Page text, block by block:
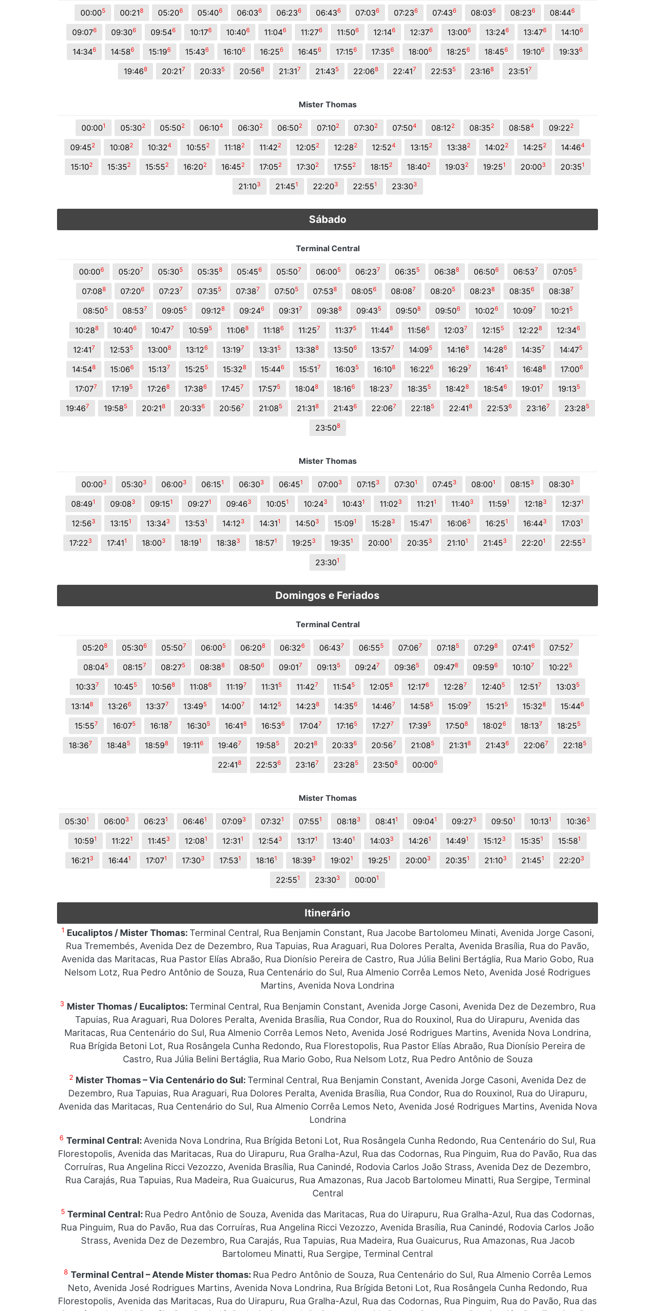
© 2026 Viva City Serviços Digitais Ltda. Todos os direitos reservados.
00:005 00:218 05:206 05:406 06:036 06:236 06:436 07:036 07:236 07:436 08:036 08:236 08:446
09:076 09:306 09:546 10:176 10:406 11:046 11:276 11:506 12:146 12:376 13:006 13:246 13:476 14:106
14:346 14:586 15:196 15:436 16:106 16:256 16:456 17:156 17:356 18:006 18:256 18:456 19:106 19:336
19:468 20:217 20:335 20:568 21:317 21:435 22:068 22:417 22:535 23:168 23:517
Mister Thomas
00:001 05:302 05:502 06:104 06:302 06:502 07:102 07:302 07:504 08:122 08:352 08:584 09:222
09:452 10:082 10:324 10:552 11:182 11:422 12:052 12:282 12:524 13:152 13:382 14:022 14:252 14:464
15:102 15:352 15:552 16:202 16:452 17:052 17:302 17:552 18:152 18:402 19:032 19:251 20:003 20:351
21:103 21:451 22:203 22:551 23:303
Sábado
Terminal Central
00:006 05:207 05:305 05:358 05:456 05:507 06:005 06:237 06:355 06:388 06:506 06:537 07:055
07:088 07:206 07:237 07:355 07:387 07:505 07:538 08:056 08:087 08:205 08:238 08:356 08:387
08:505 08:537 09:055 09:128 09:246 09:317 09:388 09:435 09:508 09:506 10:026 10:097 10:215
10:288 10:406 10:477 10:595 11:068 11:186 11:257 11:375 11:448 11:566 12:037 12:155 12:228 12:346
12:417 12:535 13:008 13:126 13:197 13:315 13:388 13:506 13:577 14:095 14:168 14:286 14:357 14:475
14:548 15:066 15:137 15:255 15:328 15:446 15:517 16:035 16:108 16:226 16:297 16:415 16:488 17:006
17:077 17:195 17:268 17:386 17:457 17:575 18:048 18:166 18:237 18:355 18:428 18:546 19:017 19:135
19:467 19:585 20:218 20:336 20:567 21:085 21:318 21:436 22:067 22:185 22:418 22:536 23:167 23:285
23:508
Mister Thomas
00:003 05:303 06:003 06:151 06:303 06:451 07:003 07:153 07:301 07:453 08:001 08:153 08:303
08:491 09:083 09:151 09:271 09:463 10:051 10:243 10:431 11:023 11:211 11:403 11:591 12:183 12:371
12:563 13:151 13:343 13:531 14:123 14:311 14:503 15:091 15:283 15:471 16:063 16:251 16:443 17:031
17:223 17:411 18:003 18:191 18:383 18:571 19:253 19:351 20:001 20:353 21:101 21:453 22:201 22:553
23:301
Domingos e Feriados
Terminal Central
05:208 05:306 05:507 06:005 06:208 06:326 06:437 06:555 07:067 07:185 07:298 07:416 07:527
08:045 08:157 08:275 08:388 08:506 09:017 09:135 09:247 09:365 09:478 09:596 10:107 10:225
10:337 10:455 10:568 11:086 11:197 11:315 11:427 11:545 12:058 12:176 12:287 12:405 12:517 13:035
13:148 13:266 13:377 13:495 14:007 14:125 14:238 14:356 14:467 14:585 15:097 15:215 15:328 15:446
15:557 16:075 16:187 16:305 16:418 16:536 17:047 17:165 17:277 17:395 17:508 18:026 18:137 18:255
18:367 18:485 18:598 19:116 19:467 19:585 20:218 20:336 20:567 21:085 21:318 21:436 22:067 22:185
22:418 22:536 23:167 23:285 23:508 00:006
Mister Thomas
05:301 06:003 06:231 06:461 07:093 07:321 07:551 08:183 08:411 09:041 09:273 09:501 10:131 10:363
10:591 11:221 11:453 12:081 12:311 12:543 13:171 13:401 14:033 14:261 14:491 15:123 15:351 15:581
16:213 16:441 17:071 17:303 17:531 18:161 18:393 19:021 19:251 20:003 20:351 21:103 21:451 22:203
22:551 23:303 00:001
Itinerário
1 Eucaliptos / Mister Thomas:Terminal Central, Rua Benjamin Constant, Rua Jacobe Bartolomeu Minati, Avenida Jorge Casoni,
Rua Tremembés, Avenida Dez de Dezembro, Rua Tapuias, Rua Araguari, Rua Dolores Peralta, Avenida Brasília, Rua do Pavão,
Avenida das Maritacas, Rua Pastor Elías Abraão, Rua Dionísio Pereira de Castro, Rua Júlia Belini Bertáglia, Rua Mario Gobo, Rua
Nelsom Lotz, Rua Pedro Antônio de Souza, Rua Centenário do Sul, Rua Almenio Corrêa Lemos Neto, Avenida José Rodrigues
Martins, Avenida Nova Londrina
3 Mister Thomas / Eucaliptos:Terminal Central, Rua Benjamin Constant, Avenida Jorge Casoni, Avenida Dez de Dezembro, Rua
Tapuias, Rua Araguari, Rua Dolores Peralta, Avenida Brasília, Rua Condor, Rua do Rouxinol, Rua do Uirapuru, Avenida das
Maritacas, Rua Centenário do Sul, Rua Almenio Corrêa Lemos Neto, Avenida José Rodrigues Martins, Avenida Nova Londrina,
Rua Brígida Betoni Lot, Rua Rosângela Cunha Redondo, Rua Florestopolis, Rua Pastor Elías Abraão, Rua Dionísio Pereira de
Castro, Rua Júlia Belini Bertáglia, Rua Mario Gobo, Rua Nelsom Lotz, Rua Pedro Antônio de Souza
2 Mister Thomas – Via Centenário do Sul:Terminal Central, Rua Benjamin Constant, Avenida Jorge Casoni, Avenida Dez de
Dezembro, Rua Tapuias, Rua Araguari, Rua Dolores Peralta, Avenida Brasília, Rua Condor, Rua do Rouxinol, Rua do Uirapuru,
Avenida das Maritacas, Rua Centenário do Sul, Rua Almenio Corrêa Lemos Neto, Avenida José Rodrigues Martins, Avenida Nova
Londrina
6 Terminal Central: Avenida Nova Londrina, Rua Brígida Betoni Lot, Rua Rosângela Cunha Redondo, Rua Centenário do Sul, Rua
Florestopolis, Avenida das Maritacas, Rua do Uirapuru, Rua Gralha-Azul, Rua das Codornas, Rua Pinguim, Rua do Pavão, Rua das
Corruíras, Rua Angelina Ricci Vezozzo, Avenida Brasília, Rua Canindé, Rodovia Carlos João Strass, Avenida Dez de Dezembro,
Rua Carajás, Rua Tapuias, Rua Madeira, Rua Guaicurus, Rua Amazonas, Rua Jacob Bartolomeu Minatti, Rua Sergipe, Terminal
Central
5 Terminal Central: Rua Pedro Antônio de Souza, Avenida das Maritacas, Rua do Uirapuru, Rua Gralha-Azul, Rua das Codornas,
Rua Pinguim, Rua do Pavão, Rua das Corruíras, Rua Angelina Ricci Vezozzo, Avenida Brasília, Rua Canindé, Rodovia Carlos João
Strass, Avenida Dez de Dezembro, Rua Carajás, Rua Tapuias, Rua Madeira, Rua Guaicurus, Rua Amazonas, Rua Jacob
Bartolomeu Minatti, Rua Sergipe, Terminal Central
8 Terminal Central – Atende Mister thomas: Rua Pedro Antônio de Souza, Rua Centenário do Sul, Rua Almenio Corrêa Lemos
Neto, Avenida José Rodrigues Martins, Avenida Nova Londrina, Rua Brígida Betoni Lot, Rua Rosângela Cunha Redondo, Rua
Florestopolis, Avenida das Maritacas, Rua do Uirapuru, Rua Gralha-Azul, Rua das Codornas, Rua Pinguim, Rua do Pavão, Rua das